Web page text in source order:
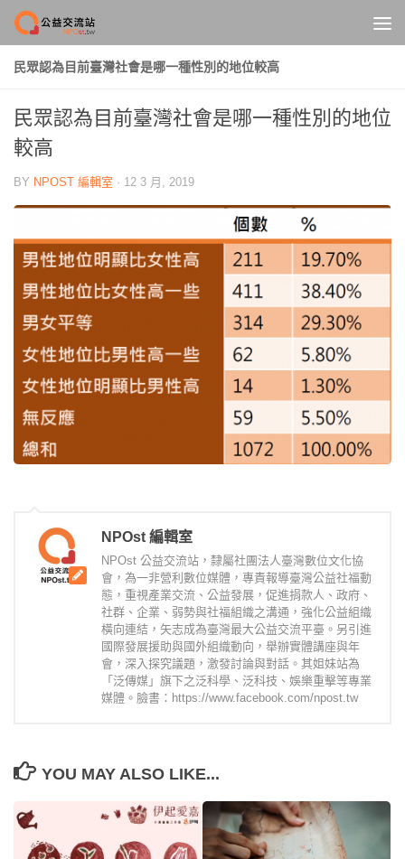
Skip to content
民眾認為目前臺灣社會是哪一種性別的地位較高
民眾認為目前臺灣社會是哪一種性別的地位
較高
BY NPOST 編輯室 · 12 3 月, 2019
NPOst 編輯室
NPOst 公益交流站，隸屬社團法人臺灣數位文化協
會，為一非營利數位媒體，專責報導臺灣公益社福動
態，重視產業交流、公益發展，促進捐款人、政府、
社群、企業、弱勢與社福組織之溝通，強化公益組織
橫向連結，矢志成為臺灣最大公益交流平臺。另引進
國際發展援助與國外組織動向，舉辦實體講座與年
會，深入探究議題，激發討論與對話。其姐妹站為
「泛傳媒」旗下之泛科學、泛科技、娛樂重擊等專業
媒體。臉書：https://www.facebook.com/npost.tw
YOU MAY ALSO LIKE...